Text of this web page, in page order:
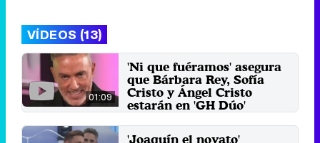
VÍDEOS (13)
01:09
'Ni que fuéramos' asegura
que Bárbara Rey, Sofía
Cristo y Ángel Cristo
estarán en 'GH Dúo'
'Joaquín el novato'